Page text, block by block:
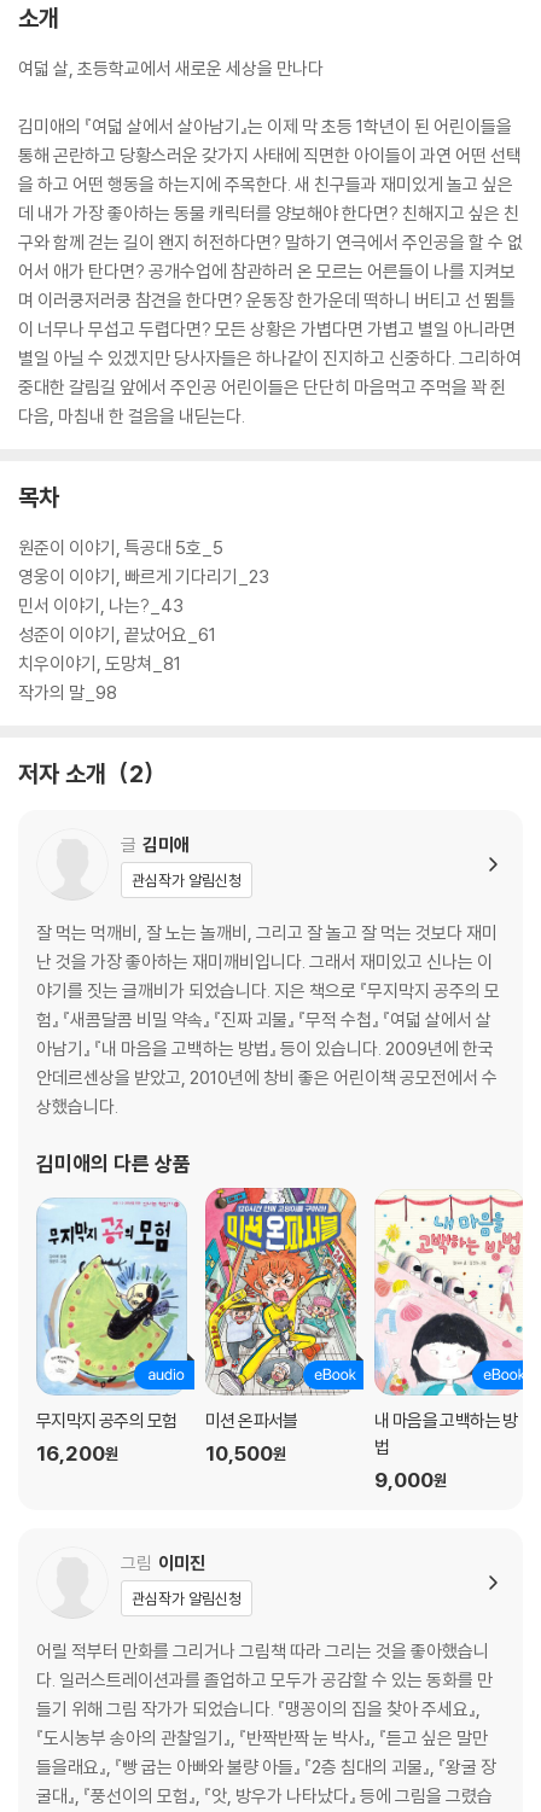
소개
여덟 살, 초등학교에서 새로운 세상을 만나다
김미애의 『여덟 살에서 살아남기』는 이제 막 초등 1학년이 된 어린이들을
통해 곤란하고 당황스러운 갖가지 사태에 직면한 아이들이 과연 어떤 선택
을 하고 어떤 행동을 하는지에 주목한다. 새 친구들과 재미있게 놀고 싶은
데 내가 가장 좋아하는 동물 캐릭터를 양보해야 한다면? 친해지고 싶은 친
구와 함께 걷는 길이 왠지 허전하다면? 말하기 연극에서 주인공을 할 수 없
어서 애가 탄다면? 공개수업에 참관하러 온 모르는 어른들이 나를 지켜보
며 이러쿵저러쿵 참견을 한다면? 운동장 한가운데 떡하니 버티고 선 뜀틀
이 너무나 무섭고 두렵다면? 모든 상황은 가볍다면 가볍고 별일 아니라면
별일 아닐 수 있겠지만 당사자들은 하나같이 진지하고 신중하다. 그리하여
중대한 갈림길 앞에서 주인공 어린이들은 단단히 마음먹고 주먹을 꽉 쥔
다음, 마침내 한 걸음을 내딛는다.
목차
원준이 이야기, 특공대 5호_5
영웅이 이야기, 빠르게 기다리기_23
민서 이야기, 나는?_43
성준이 이야기, 끝났어요_61
치우이야기, 도망쳐_81
작가의 말_98
저자 소개 2
글 김미애
관심작가 알림신청
잘 먹는 먹깨비, 잘 노는 놀깨비, 그리고 잘 놀고 잘 먹는 것보다 재미
난 것을 가장 좋아하는 재미깨비입니다. 그래서 재미있고 신나는 이
야기를 짓는 글깨비가 되었습니다. 지은 책으로 『무지막지 공주의 모
험』 『새콤달콤 비밀 약속』 『진짜 괴물』 『무적 수첩』 『여덟 살에서 살
아남기』 『내 마음을 고백하는 방법』 등이 있습니다. 2009년에 한국
안데르센상을 받았고, 2010년에 창비 좋은 어린이책 공모전에서 수
상했습니다.
김미애의 다른 상품
무지막지 공주의 모험
16,200원
미션 온파서블
10,500원
내 마음을 고백하는 방
법
9,000원
그림 이미진
관심작가 알림신청
어릴 적부터 만화를 그리거나 그림책 따라 그리는 것을 좋아했습니
다. 일러스트레이션과를 졸업하고 모두가 공감할 수 있는 동화를 만
들기 위해 그림 작가가 되었습니다. 『맹꽁이의 집을 찾아 주세요』,
『도시농부 송아의 관찰일기』, 『반짝반짝 눈 박사』, 『듣고 싶은 말만
들을래요』, 『빵 굽는 아빠와 불량 아들』 『2층 침대의 괴물』, 『왕굴 장
굴대』, 『풍선이의 모험』, 『앗, 방우가 나타났다』 등에 그림을 그렸습